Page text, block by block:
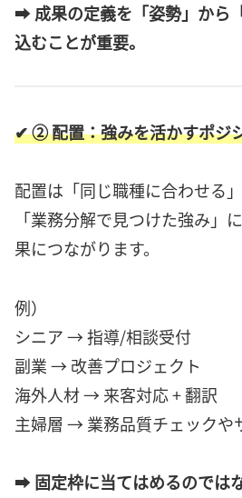
➡ 成果の定義を「姿勢」から
込むことが重要。
✔ ② 配置：強みを活かすポジ
配置は「同じ職種に合わせる」
「業務分解で見つけた強み」
果につながります。
例）
シニア → 指導/相談受付
副業 → 改善プロジェクト
海外人材 → 来客対応 + 翻訳
主婦層 → 業務品質チェックや
➡ 固定枠に当てはめるのでは